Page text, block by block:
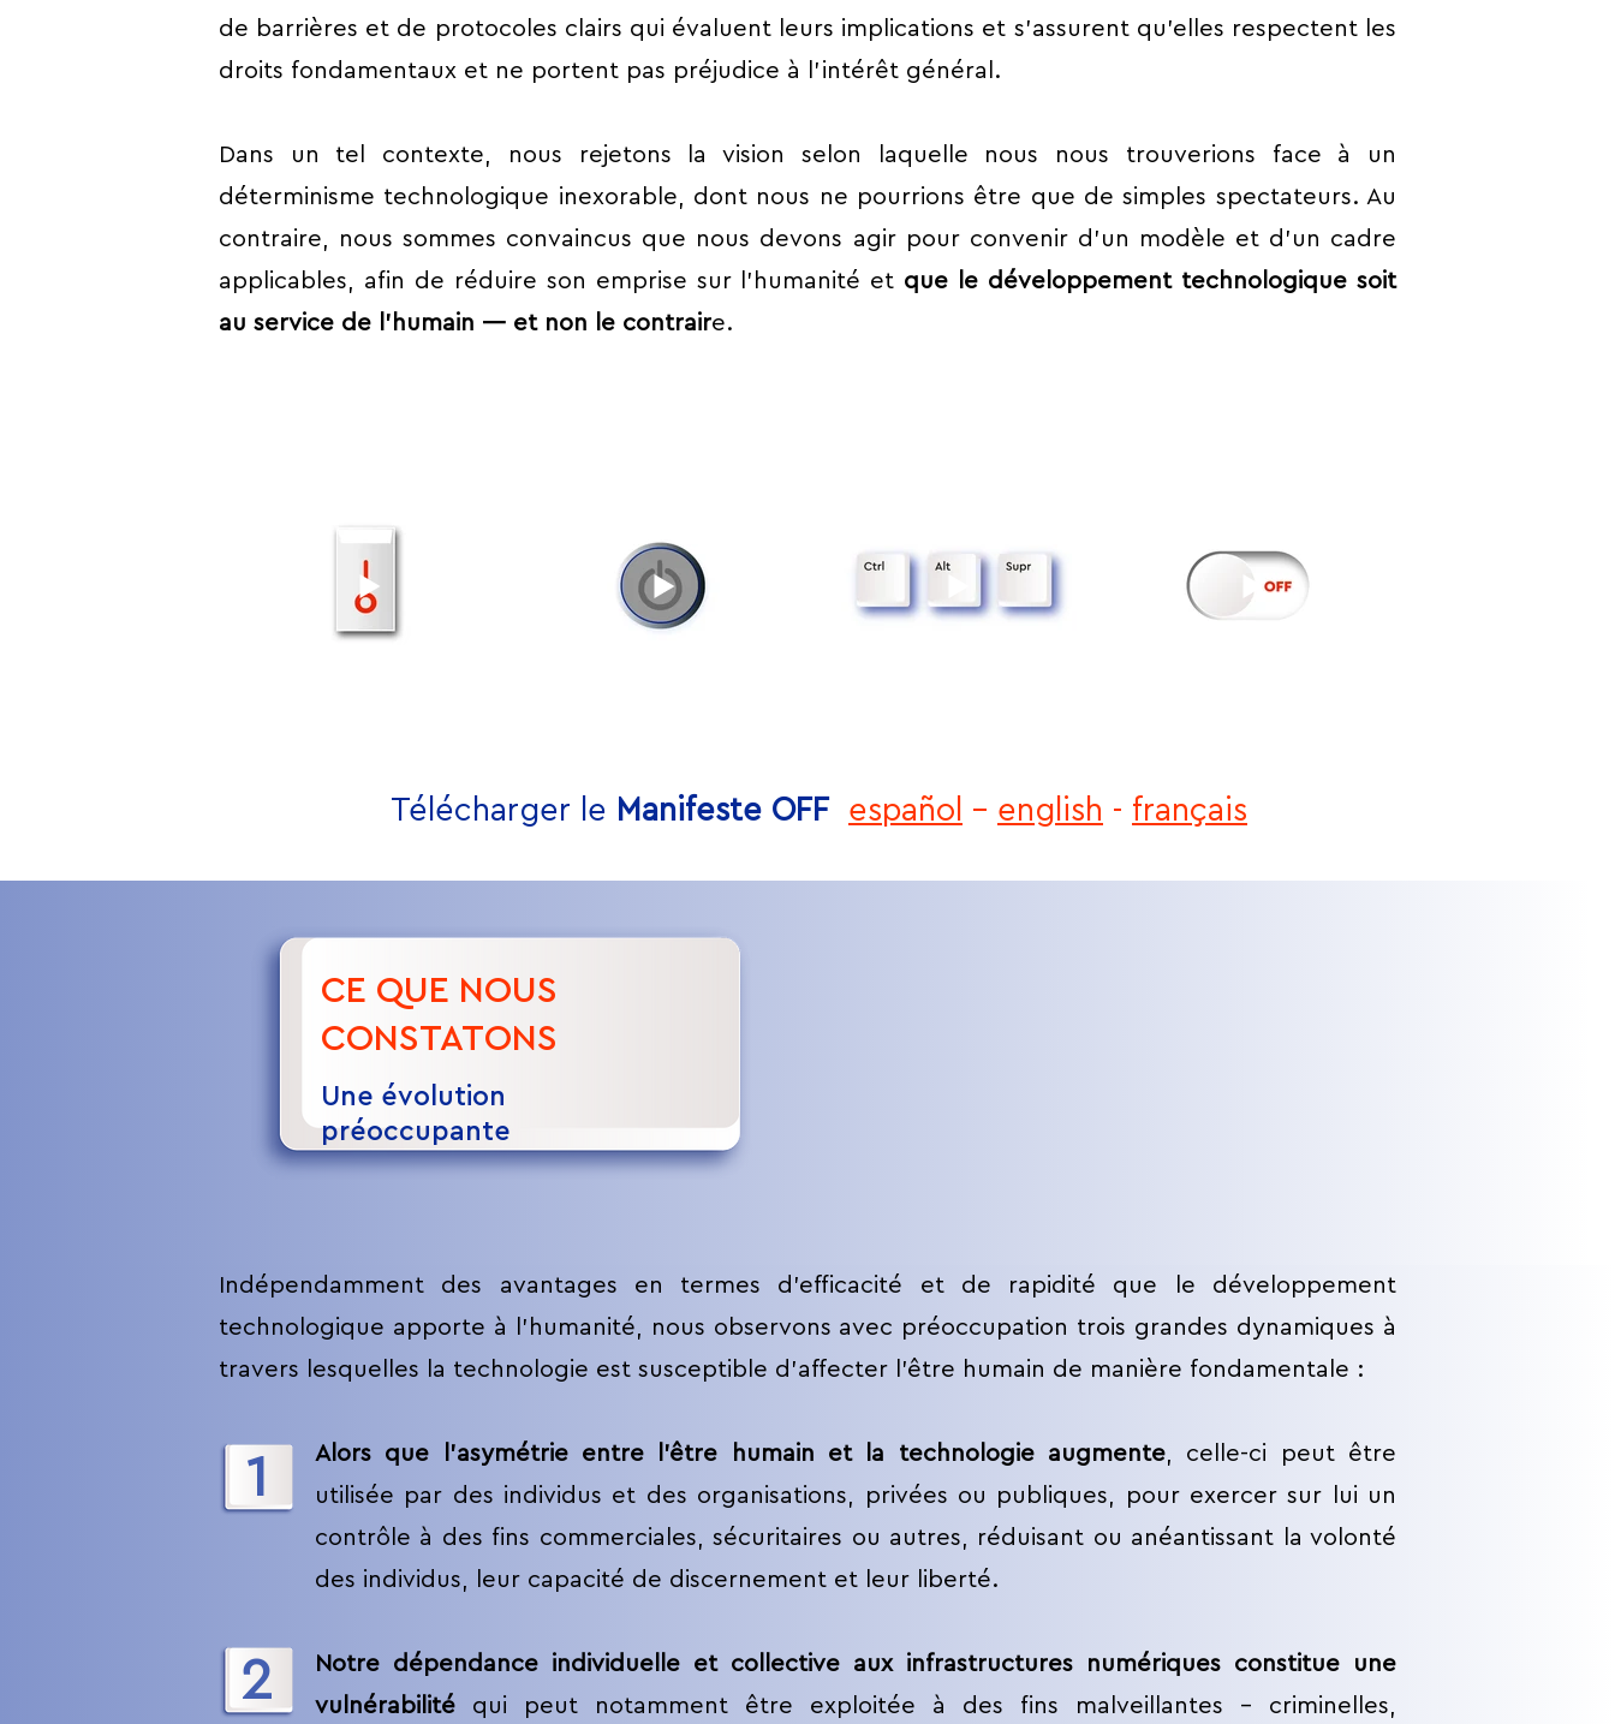
de barrières et de protocoles clairs qui évaluent leurs implications et s’assurent qu’elles respectent les
droits fondamentaux et ne portent pas préjudice à l’intérêt général.
Dans un tel contexte, nous rejetons la vision selon laquelle nous nous trouverions face à un
déterminisme technologique inexorable, dont nous ne pourrions être que de simples spectateurs. Au
contraire, nous sommes convaincus que nous devons agir pour convenir d’un modèle et d’un cadre
applicables, afin de réduire son emprise sur l’humanité et que le développement technologique soit
au service de l’humain — et non le contraire.
Télécharger le Manifeste OFF español - english - français
CE QUE NOUS
CONSTATONS
Une évolution
préoccupante
Indépendamment des avantages en termes d’efficacité et de rapidité que le développement
technologique apporte à l’humanité, nous observons avec préoccupation trois grandes dynamiques à
travers lesquelles la technologie est susceptible d’affecter l’être humain de manière fondamentale :
Alors que l’asymétrie entre l’être humain et la technologie augmente, celle-ci peut être
utilisée par des individus et des organisations, privées ou publiques, pour exercer sur lui un
contrôle à des fins commerciales, sécuritaires ou autres, réduisant ou anéantissant la volonté
des individus, leur capacité de discernement et leur liberté.
Notre dépendance individuelle et collective aux infrastructures numériques constitue une
vulnérabilité qui peut notamment être exploitée à des fins malveillantes – criminelles,
1
2